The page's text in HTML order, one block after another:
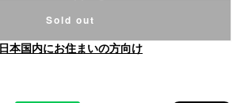
Sold out
日本国内にお住まいの方向け